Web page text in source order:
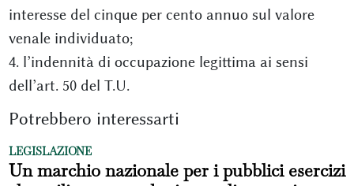
interesse del cinque per cento annuo sul valore
venale individuato;
4. l’indennità di occupazione legittima ai sensi
dell’art. 50 del T.U.
Potrebbero interessarti
LEGISLAZIONE
Un marchio nazionale per i pubblici esercizi